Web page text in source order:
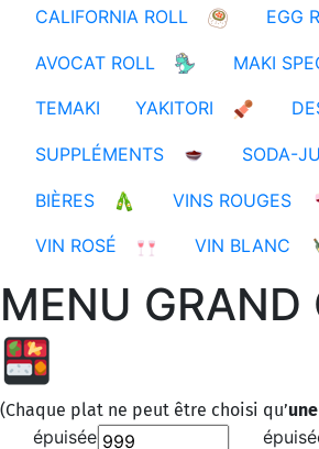
CALIFORNIA ROLL EGG
AVOCAT ROLL MAKI
TEMAKI YAKITORI
SUPPLÉMENTS SODA-
BIÈRES VINS ROUGES
VIN ROSÉ VIN BLANC
MENU
(Chaque plat ne peut être choisi qu’
épuisée